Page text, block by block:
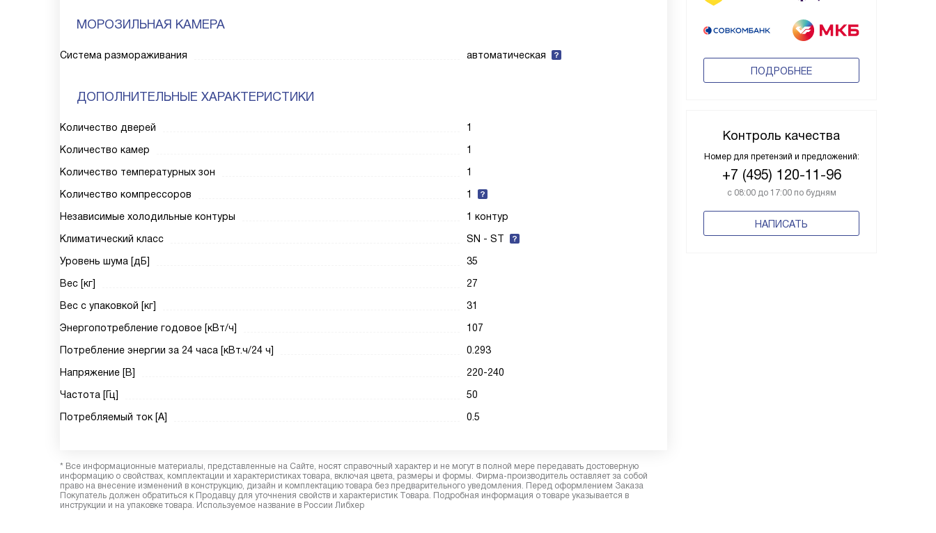
ПОДРОБНЕЕ
Контроль качества
Номер для претензий и предложений:
+7 (495) 120-11-96
с 08:00 до 17:00 по будням
НАПИСАТЬ
МОРОЗИЛЬНАЯ КАМЕРА
Система размораживания автоматическая
ДОПОЛНИТЕЛЬНЫЕ ХАРАКТЕРИСТИКИ
Количество дверей
1
Количество камер
1
Количество температурных зон
1
Количество компрессоров
1
Независимые холодильные контуры
1 контур
Климатический класс
SN - ST
Уровень шума [дБ]
35
Вес [кг]
27
Вес с упаковкой [кг]
31
Энергопотребление годовое [кВт/ч]
107
Потребление энергии за 24 часа [кВт.ч/24 ч]
0.293
Напряжение [В]
220-240
Частота [Гц]
50
Потребляемый ток [А]
0.5
* Все информационные материалы, представленные на Сайте, носят справочный характер и не могут в полной мере передавать достоверную
информацию о свойствах, комплектации и характеристиках товара, включая цвета, размеры и формы. Фирма-производитель оставляет за собой
право на внесение изменений в конструкцию, дизайн и комплектацию товара без предварительного уведомления. Перед оформлением Заказа
Покупатель должен обратиться к Продавцу для уточнения свойств и характеристик Товара. Подробная информация о товаре указывается в
инструкции и на упаковке товара. Используемое название в России Либхер